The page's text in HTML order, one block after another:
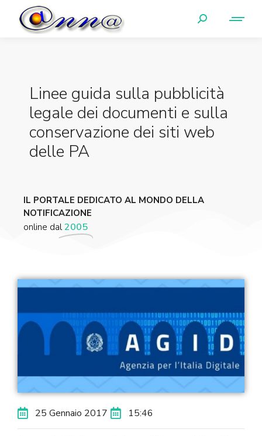
Linee guida sulla pubblicità
legale dei documenti e sulla
conservazione dei siti web
delle PA
IL PORTALE DEDICATO AL MONDO DELLA
NOTIFICAZIONE
online dal2005
25 Gennaio 2017 15:46